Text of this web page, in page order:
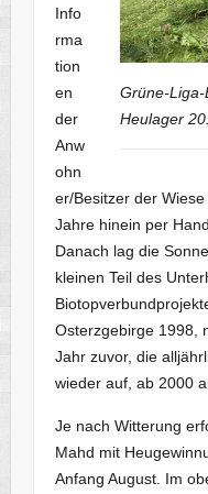
Grüne-
Heulager
Info
rma
tion
en
der
Anw
ohn
er/Besitzer der
Jahre hinein per
Danach lag die
kleinen Teil des
Osterzgebirge 1998,
Jahr zuvor, die
wieder auf, ab 2000
Je nach Witterung
Mahd mit
Anfang August. Im